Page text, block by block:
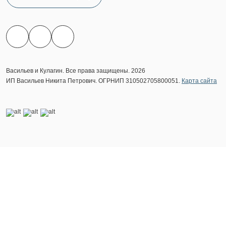
Васильев и Кулагин. Все права защищены. 2026
ИП Васильев Никита Петрович. ОГРНИП 310502705800051. Карта сайта